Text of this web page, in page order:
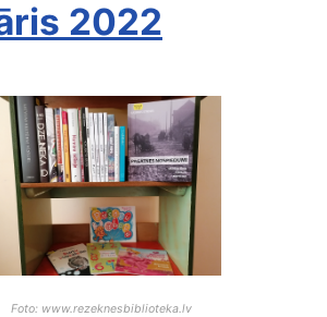
2022
Foto: www.rezeknesbiblioteka.lv